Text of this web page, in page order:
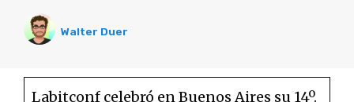
Walter Duer
Labitconf celebró en Buenos Aires su 14º.